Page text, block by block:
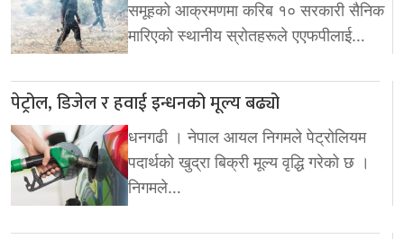
समूहको आक्रमणमा करिब १० सरकारी सैनिक
मारिएको स्थानीय स्रोतहरूले एएफपीलाई…
पेट्रोल, डिजेल र हवाई इन्धनको मूल्य बढ्यो
धनगढी । नेपाल आयल निगमले पेट्रोलियम
पदार्थको खुद्रा बिक्री मूल्य वृद्धि गरेको छ ।
निगमले…